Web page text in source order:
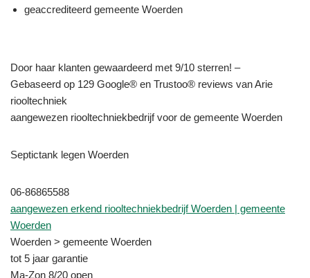
geaccrediteerd gemeente Woerden
Door haar klanten gewaardeerd met 9/10 sterren! –
Gebaseerd op 129 Google® en Trustoo® reviews van Arie
riooltechniek
aangewezen riooltechniekbedrijf voor de gemeente Woerden
Septictank legen Woerden
06-86865588
aangewezen erkend riooltechniekbedrijf Woerden | gemeente
Woerden
Woerden > gemeente Woerden
tot 5 jaar garantie
Ma-Zon 8/20 open